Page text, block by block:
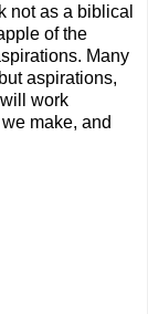
not as a biblical
of the
Many
aspirations,
work
make, and